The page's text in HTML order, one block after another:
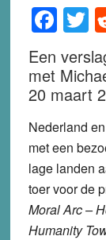
Een
met
20 maart
Nederland
met een
lage landen
toer voor de
Moral Arc –
Humanity